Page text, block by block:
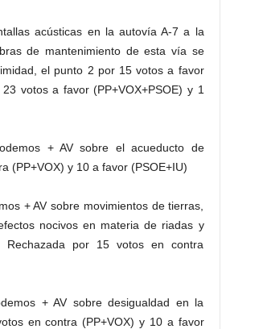
acústicas en la autovía A-7 a la
de mantenimiento de esta vía se
el punto 2 por 15 votos a favor
votos a favor (PP+VOX+PSOE) y 1
+ AV sobre el acueducto de
(PP+VOX) y 10 a favor (PSOE+IU)
+ AV sobre movimientos de tierras,
nocivos en materia de riadas y
Rechazada por 15 votos en contra
+ AV sobre desigualdad en la
en contra (PP+VOX) y 10 a favor